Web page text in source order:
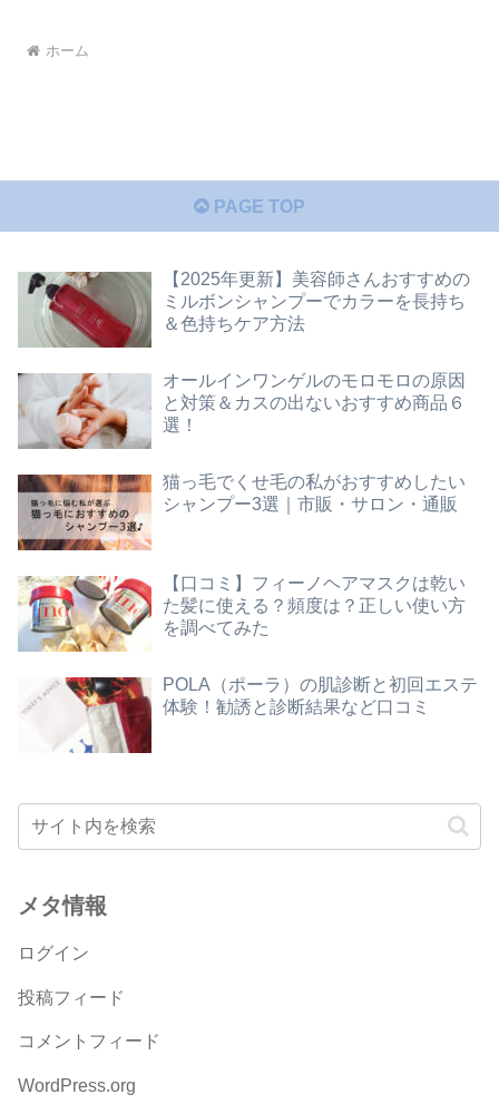
ホーム
PAGE TOP
【2025年更新】美容師さんおすすめの
ミルボンシャンプーでカラーを長持ち
＆色持ちケア方法
オールインワンゲルのモロモロの原因
と対策＆カスの出ないおすすめ商品６
選！
猫っ毛でくせ毛の私がおすすめしたい
シャンプー3選｜市販・サロン・通販
【口コミ】フィーノヘアマスクは乾い
た髪に使える？頻度は？正しい使い方
を調べてみた
POLA（ポーラ）の肌診断と初回エステ
体験！勧誘と診断結果など口コミ
メタ情報
ログイン
投稿フィード
コメントフィード
WordPress.org